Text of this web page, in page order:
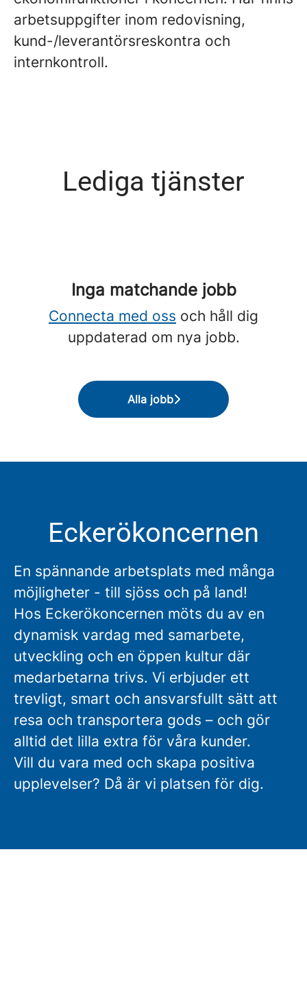
arbetsuppgifter inom redovisning,
kund-/leverantörsreskontra och
internkontroll.
Lediga tjänster
Inga matchande jobb
Connecta med oss och håll dig
uppdaterad om nya jobb.
Alla jobb
Eckerökoncernen
En spännande arbetsplats med många
möjligheter - till sjöss och på land!
Hos Eckerökoncernen möts du av en
dynamisk vardag med samarbete,
utveckling och en öppen kultur där
medarbetarna trivs. Vi erbjuder ett
trevligt, smart och ansvarsfullt sätt att
resa och transportera gods – och gör
alltid det lilla extra för våra kunder.
Vill du vara med och skapa positiva
upplevelser? Då är vi platsen för dig.